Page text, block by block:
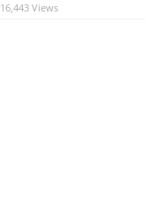
16,443 Views